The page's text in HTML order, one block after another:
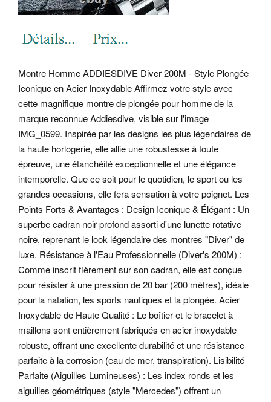
Montre Homme ADDIESDIVE Diver 200M - Style Plongée
Iconique en Acier Inoxydable Affirmez votre style avec
cette magnifique montre de plongée pour homme de la
marque reconnue Addiesdive, visible sur l'image
IMG_0599. Inspirée par les designs les plus légendaires de
la haute horlogerie, elle allie une robustesse à toute
épreuve, une étanchéité exceptionnelle et une élégance
intemporelle. Que ce soit pour le quotidien, le sport ou les
grandes occasions, elle fera sensation à votre poignet. Les
Points Forts & Avantages : Design Iconique & Élégant : Un
superbe cadran noir profond assorti d'une lunette rotative
noire, reprenant le look légendaire des montres "Diver" de
luxe. Résistance à l'Eau Professionnelle (Diver's 200M) :
Comme inscrit fièrement sur son cadran, elle est conçue
pour résister à une pression de 20 bar (200 mètres), idéale
pour la natation, les sports nautiques et la plongée. Acier
Inoxydable de Haute Qualité : Le boîtier et le bracelet à
maillons sont entièrement fabriqués en acier inoxydable
robuste, offrant une excellente durabilité et une résistance
parfaite à la corrosion (eau de mer, transpiration). Lisibilité
Parfaite (Aiguilles Lumineuses) : Les index ronds et les
aiguilles géométriques (style "Mercedes") offrent un